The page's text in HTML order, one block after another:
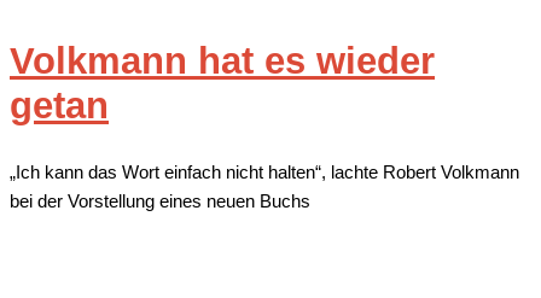
Volkmann hat es wieder
getan
„Ich kann das Wort einfach nicht halten“, lachte Robert Volkmann
bei der Vorstellung eines neuen Buchs